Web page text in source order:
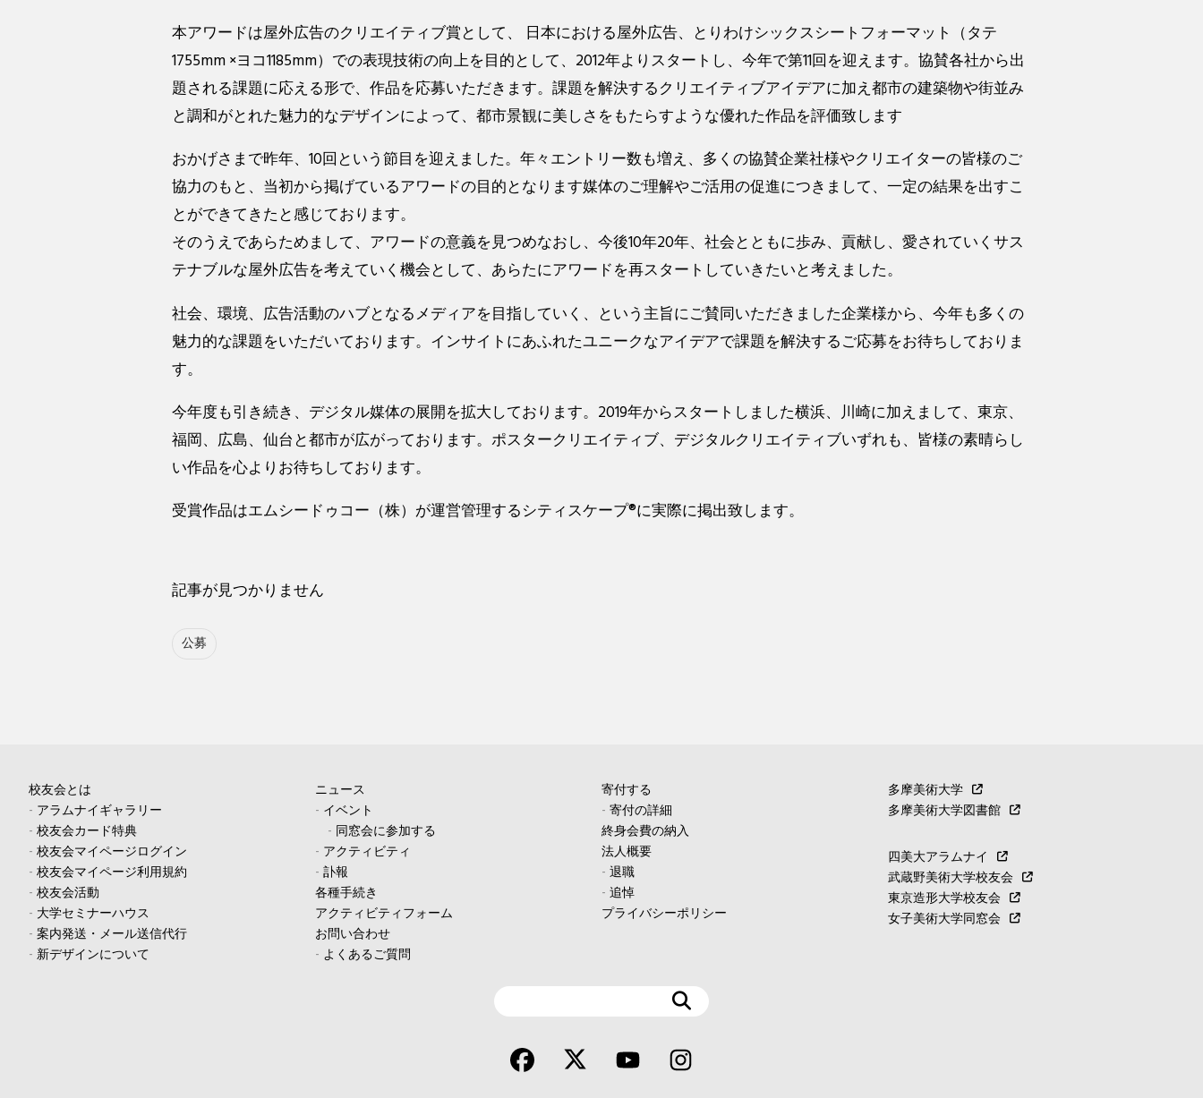
本アワードは屋外広告のクリエイティブ賞として、 日本における屋外広告、とりわけシックスシートフォーマット（タテ
1755mm ×ヨコ1185mm）での表現技術の向上を目的として、2012年よりスタートし、今年で第11回を迎えます。協賛各社から出
題される課題に応える形で、作品を応募いただきます。課題を解決するクリエイティブアイデアに加え都市の建築物や街並み
と調和がとれた魅力的なデザインによって、都市景観に美しさをもたらすような優れた作品を評価致します
おかげさまで昨年、10回という節目を迎えました。年々エントリー数も増え、多くの協賛企業社様やクリエイターの皆様のご
協力のもと、当初から掲げているアワードの目的となります媒体のご理解やご活用の促進につきまして、一定の結果を出すこ
とができてきたと感じております。
そのうえであらためまして、アワードの意義を見つめなおし、今後10年20年、社会とともに歩み、貢献し、愛されていくサス
テナブルな屋外広告を考えていく機会として、あらたにアワードを再スタートしていきたいと考えました。
社会、環境、広告活動のハブとなるメディアを目指していく、という主旨にご賛同いただきました企業様から、今年も多くの
魅力的な課題をいただいております。インサイトにあふれたユニークなアイデアで課題を解決するご応募をお待ちしておりま
す。
今年度も引き続き、デジタル媒体の展開を拡大しております。2019年からスタートしました横浜、川崎に加えまして、東京、
福岡、広島、仙台と都市が広がっております。ポスタークリエイティブ、デジタルクリエイティブいずれも、皆様の素晴らし
い作品を心よりお待ちしております。
受賞作品はエムシードゥコー（株）が運営管理するシティスケープ®に実際に掲出致します。
記事が見つかりません
公募
校友会とは
- アラムナイギャラリー
- 校友会カード特典
- 校友会マイページログイン
- 校友会マイページ利用規約
- 校友会活動
- 大学セミナーハウス
- 案内発送・メール送信代行
- 新デザインについて
ニュース
- イベント
- 同窓会に参加する
- アクティビティ
- 訃報
各種手続き
アクティビティフォーム
お問い合わせ
- よくあるご質問
寄付する
- 寄付の詳細
終身会費の納入
法人概要
- 退職
- 追悼
プライバシーポリシー
多摩美術大学
多摩美術大学図書館
四美大アラムナイ
武蔵野美術大学校友会
東京造形大学校友会
女子美術大学同窓会